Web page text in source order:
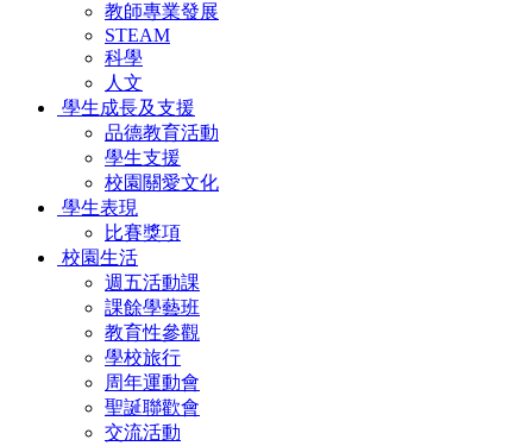
教師專業發展
STEAM
科學
人文
學生成長及支援
品德教育活動
學生支援
校園關愛文化
學生表現
比賽獎項
校園生活
週五活動課
課餘學藝班
教育性參觀
學校旅行
周年運動會
聖誕聯歡會
交流活動